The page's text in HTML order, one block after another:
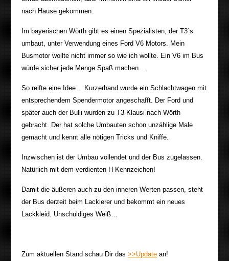
nach Hause gekommen.
Im bayerischen Wörth gibt es einen Spezialisten, der T3´s
umbaut, unter Verwendung eines Ford V6 Motors. Mein
Busmotor wollte nicht immer so wie ich wollte. Ein V6 im Bus
würde sicher jede Menge Spaß machen…
So reifte eine Idee… Kurzerhand wurde ein Schlachtwagen mit
entsprechendem Spendermotor angeschafft. Der Ford und
später auch der Bulli wurden zu T3-Klausi nach Wörth
gebracht. Der hat solche Umbauten schon unzählige Male
gemacht und kennt alle nötigen Tricks und Kniffe.
Inzwischen ist der Umbau vollendet und der Bus zugelassen.
Natürlich mit dem verdienten H-Kennzeichen!
Damit die äußeren auch zu den inneren Werten passen, steht
der Bus derzeit beim Lackierer und bekommt ein neues
Lackkleid. Unschuldiges Weiß…
Zum aktuellen Stand schau Dir das>>Update an!